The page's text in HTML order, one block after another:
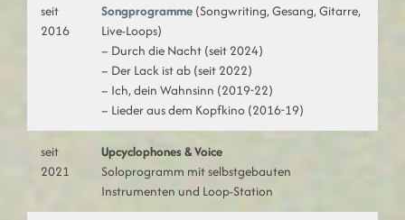
seit
2016
Songprogramme (Songwriting, Gesang, Gitarre,
Live-Loops)
– Durch die Nacht (seit 2024)
– Der Lack ist ab (seit 2022)
– Ich, dein Wahnsinn (2019-22)
– Lieder aus dem Kopfkino (2016-19)
seit
2021
Upcyclophones & Voice
Soloprogramm mit selbstgebauten
Instrumenten und Loop-Station